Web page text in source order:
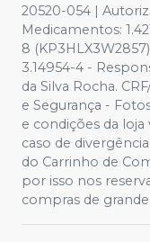
20520-054 |
Medicamentos:
8
3.14954-4 -
da Silva Rocha.
e Segurança -
e condições da
caso de
do Carrinho de
por isso nos
compras de